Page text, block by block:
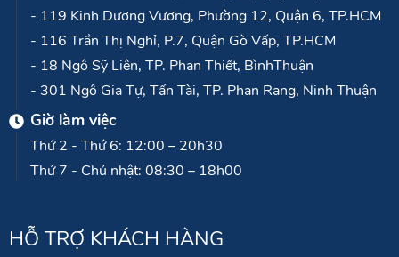
Địa chỉ
- 278/8 Tô Hiến Thành, Phường 15, Quận 10, TP.HCM
- 119 Kinh Dương Vương, Phường 12, Quận 6, TP.HCM
- 116 Trần Thị Nghỉ, P.7, Quận Gò Vấp, TP.HCM
- 18 Ngô Sỹ Liên, TP. Phan Thiết, BìnhThuận
- 301 Ngô Gia Tự, Tấn Tài, TP. Phan Rang, Ninh Thuận
Giờ làm việc
Thứ 7 - Chủ nhật: 08:30 – 18h00